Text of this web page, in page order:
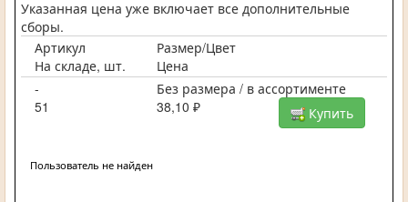
Указанная цена уже включает все дополнительные
сборы.
Артикул
Размер/Цвет
На складе, шт.
Цена
-
Без размера / в ассортименте
51
38,10 ₽ Купить
Пользователь не найден